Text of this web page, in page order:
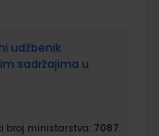
udžbenik
sadržajima u
broj ministarstva: 7087